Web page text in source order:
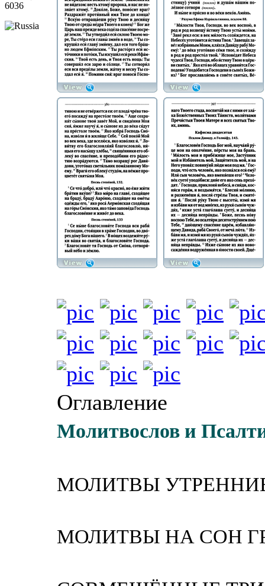
6036
Оглавление
Молитвослов и
МОЛИТВЫ
МОЛИТВЫ НА СОН